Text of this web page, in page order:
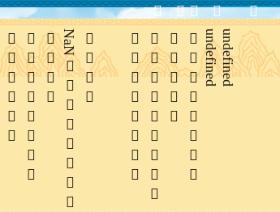

NaN


 undefined
undefined



